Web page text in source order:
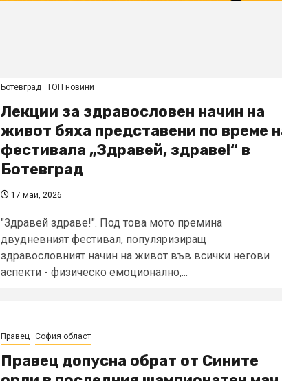
Ботевград ТОП новини
Лекции за здравословен начин на
живот бяха представени по време
фестивала „Здравей, здраве!“ в
Ботевград
17 май, 2026
"Здравей здраве!". Под това мото премина
двудневният фестивал, популяризиращ
здравословният начин на живот във всички негови
аспекти - физическо емоционално,...
Правец София област
Правец допусна обрат от Сините